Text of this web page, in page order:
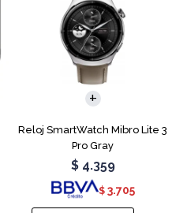
Reloj SmartWatch Mibro Lite 3
Pro Gray
$ 4.359
$ 3.705